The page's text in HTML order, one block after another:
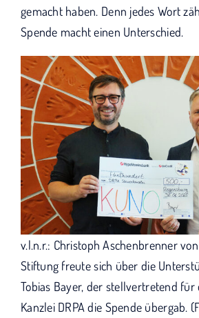
gemacht haben. Denn jedes Wort
Spende macht einen Unterschied.
v.l.n.r.: Christoph Aschenbrenner
Stiftung freute sich über die
Tobias Bayer, der stellvertretend für
Kanzlei DRPA die Spende übergab.